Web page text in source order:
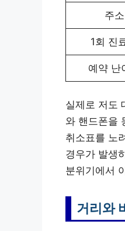
주소
1회 진
예약 난
실제로 저도
와 핸드폰을
취소표를 노
경우가 발생
분위기에서
거리와